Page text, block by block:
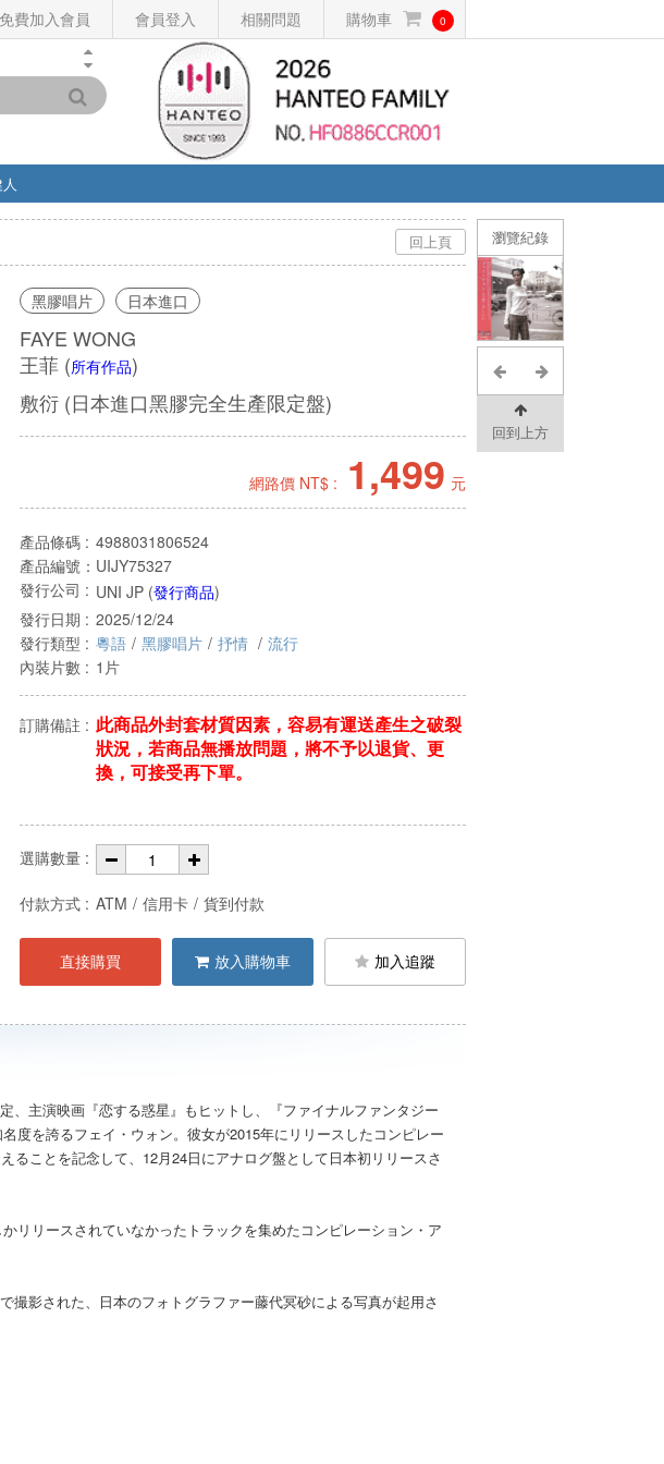
免費加入會員 會員登入 相關問題 購物車 0
瀏覽紀錄
回到上方
回上頁
黑膠唱片 日本進口
FAYE WONG
王菲 (所有作品)
敷衍 (日本進口黑膠完全生產限定盤)
網路價 NT$ : 1,499 元
產品條碼 : 4988031806524
產品編號： UIJY75327
發行公司 : UNI JP (發行商品)
發行日期 : 2025/12/24
發行類型 : 粵語 / 黑膠唱片 / 抒情 / 流行
內裝片數 : 1片
訂購備註 : 此商品外封套材質因素，容易有運送產生之破裂
狀況，若商品無播放問題，將不予以退貨、更
換，可接受再下單。
選購數量 :
付款方式 : ATM / 信用卡 / 貨到付款
直接購買 放入購物車 加入追蹤
、主演映画『恋する惑星』もヒットし、『ファイナルファンタジー
度を誇るフェイ・ウォン。彼女が2015年にリリースしたコンピレー
ることを記念して、12月24日にアナログ盤として日本初リリースさ
リリースされていなかったトラックを集めたコンピレーション・ア
影された、日本のフォトグラファー藤代冥砂による写真が起用さ